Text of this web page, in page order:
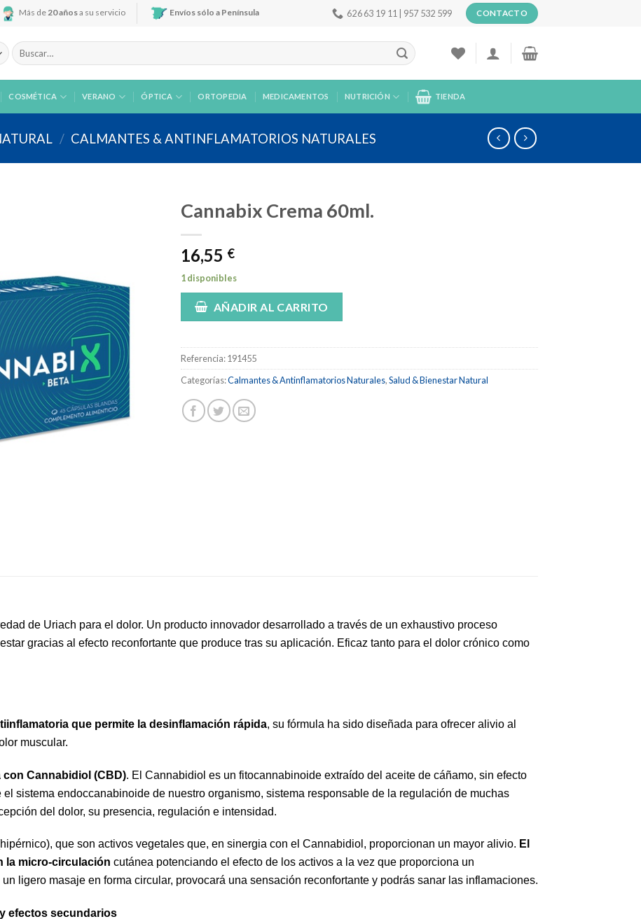
Más de20 añosa su servicio Envíos sólo a Península 626 63 19 11 | 957 532 599 CONTACTO
Buscar
por:
COSMÉTICA VERANO ÓPTICA ORTOPEDIA MEDICAMENTOS NUTRICIÓN TIENDA
/ CALMANTES & ANTINFLAMATORIOS NATURALES
lista de
deseos
Cannabix Crema 60ml.
16,55 €
1 disponibles
AÑADIR AL CARRITO
Referencia:191455
Categorías:Calmantes & Antinflamatorios Naturales,Salud & Bienestar Natural
de Uriach para el dolor. Un producto innovador desarrollado a través de un exhaustivo proceso
gracias al efecto reconfortante que produce tras su aplicación. Eficaz tanto para el dolor crónico como
que permite la desinflamación rápida, su fórmula ha sido diseñada para ofrecer alivio al
muscular.
con Cannabidiol (CBD). El Cannabidiol es un fitocannabinoide extraído del aceite de cáñamo, sin efecto
sistema endoccanabinoide de nuestro organismo, sistema responsable de la regulación de muchas
del dolor, su presencia, regulación e intensidad.
que son activos vegetales que, en sinergia con el Cannabidiol, proporcionan un mayor alivio. El
la micro-circulación cutánea potenciando el efecto de los activos a la vez que proporciona un
ligero masaje en forma circular, provocará una sensación reconfortante y podrás sanar las inflamaciones.
efectos secundarios